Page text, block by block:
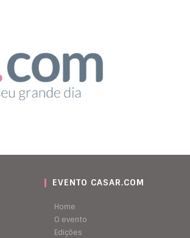
EVENTO CASAR.COM
Home
O evento
Edições